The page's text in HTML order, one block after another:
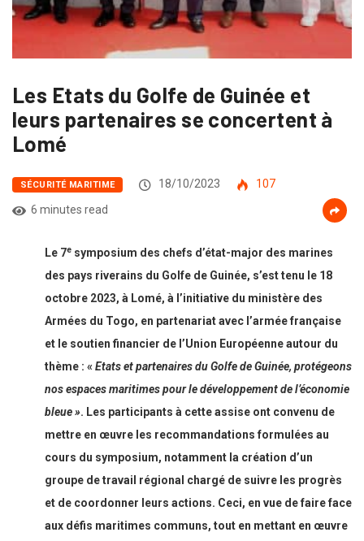
Les Etats du Golfe de Guinée et
leurs partenaires se concertent à
Lomé
SÉCURITÉ MARITIME 18/10/2023
107
6 minutes read
Le 7e symposium des chefs d’état-major des marines
des pays riverains du Golfe de Guinée, s’est tenu le 18
octobre 2023, à Lomé, à l’initiative du ministère des
Armées du Togo, en partenariat avec l’armée française
et le soutien financier de l’Union Européenne autour du
thème : «Etats et partenaires du Golfe de Guinée, protégeons
nos espaces maritimes pour le développement de l’économie
bleue ». Les participants à cette assise ont convenu de
mettre en œuvre les recommandations formulées au
cours du symposium, notamment la création d’un
groupe de travail régional chargé de suivre les progrès
et de coordonner leurs actions. Ceci, en vue de faire face
aux défis maritimes communs, tout en mettant en œuvre